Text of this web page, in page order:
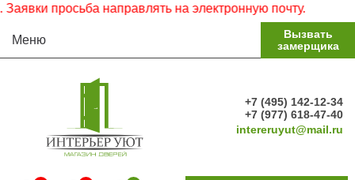
просьба направлять на электронную почту.
Меню
Вызвать
замерщика
+7 (495) 142-12-34
+7 (977) 618-47-40
intereruyut@mail.ru